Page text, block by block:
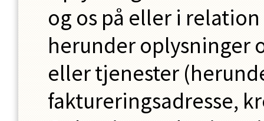
og os på eller i
herunder oplysninger
eller tjenester
faktureringsadresse,